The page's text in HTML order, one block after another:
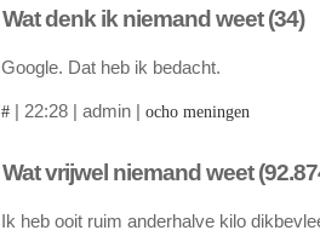
Wat denk ik niemand weet (34)
Google. Dat heb ik bedacht.
# | 22:28 | admin | ocho meningen
Wat vrijwel niemand weet
Ik heb ooit ruim anderhalve kilo